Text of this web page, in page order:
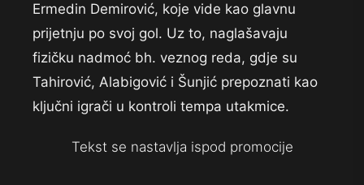
Ermedin Demirović, koje vide kao glavnu
prijetnju po svoj gol. Uz to, naglašavaju
fizičku nadmoć bh. veznog reda, gdje su
Tahirović, Alabigović i Šunjić prepoznati kao
ključni igrači u kontroli tempa utakmice.
Tekst se nastavlja ispod promocije